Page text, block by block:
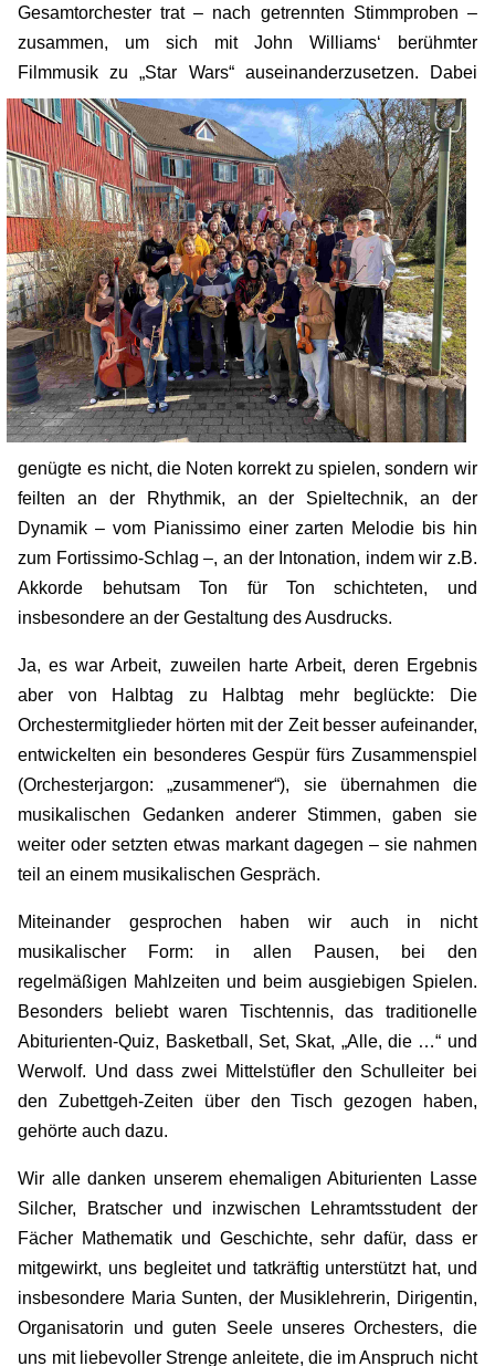
Gesamtorchester trat – nach getrennten Stimmproben –
zusammen, um sich mit John Williams‘ berühmter
Filmmusik zu „Star Wars“ auseinanderzusetzen. Dabei
genügte es nicht, die Noten korrekt zu spielen, sondern wir
feilten an der Rhythmik, an der Spieltechnik, an der
Dynamik – vom Pianissimo einer zarten Melodie bis hin
zum Fortissimo-Schlag –, an der Intonation, indem wir z.B.
Akkorde behutsam Ton für Ton schichteten, und
insbesondere an der Gestaltung des Ausdrucks.
Ja, es war Arbeit, zuweilen harte Arbeit, deren Ergebnis
aber von Halbtag zu Halbtag mehr beglückte: Die
Orchestermitglieder hörten mit der Zeit besser aufeinander,
entwickelten ein besonderes Gespür fürs Zusammenspiel
(Orchesterjargon: „zusammener“), sie übernahmen die
musikalischen Gedanken anderer Stimmen, gaben sie
weiter oder setzten etwas markant dagegen – sie nahmen
teil an einem musikalischen Gespräch.
Miteinander gesprochen haben wir auch in nicht
musikalischer Form: in allen Pausen, bei den
regelmäßigen Mahlzeiten und beim ausgiebigen Spielen.
Besonders beliebt waren Tischtennis, das traditionelle
Abiturienten-Quiz, Basketball, Set, Skat, „Alle, die …“ und
Werwolf. Und dass zwei Mittelstüfler den Schulleiter bei
den Zubettgeh-Zeiten über den Tisch gezogen haben,
gehörte auch dazu.
Wir alle danken unserem ehemaligen Abiturienten Lasse
Silcher, Bratscher und inzwischen Lehramtsstudent der
Fächer Mathematik und Geschichte, sehr dafür, dass er
mitgewirkt, uns begleitet und tatkräftig unterstützt hat, und
insbesondere Maria Sunten, der Musiklehrerin, Dirigentin,
Organisatorin und guten Seele unseres Orchesters, die
uns mit liebevoller Strenge anleitete, die im Anspruch nicht